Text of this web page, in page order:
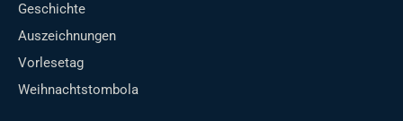
Geschichte
Auszeichnungen
Vorlesetag
Weihnachtstombola